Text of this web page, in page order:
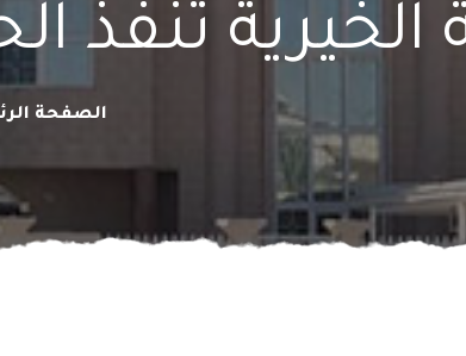
الخيرية تنفذ
الصفحة